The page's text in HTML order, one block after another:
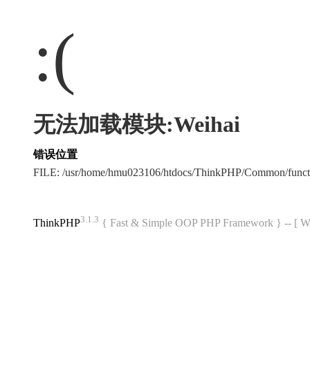
:(
无法加载模块:Weihai
错误位置
FILE: /usr/home/hmu023106/htdocs/ThinkPHP/Common/
ThinkPHP3.1.3 { Fast & Simple OOP PHP Framework } -- [